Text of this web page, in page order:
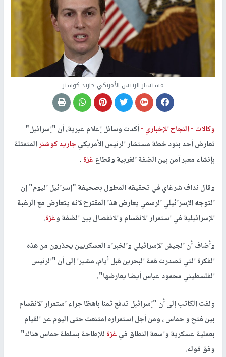
مستشار الرئيس الأمريكي جاريد كوشنر
وكالات -النجاح الإخباري -أكدت وسائل إعلام عبرية، أن "إسرائيل"
تعارض أحد بنود خطة مستشار الرئيس الأمريكيجاريد كوشنرالمتمثلة
بإنشاء معبر آمن بين الضفة الغربية وقطاعغزة.
وقال نداف شرغاي في تحقيقه المطول بصحيفة "إسرائيل اليوم" إن
التوجه الإسرائيلي الرسمي يعارض هذا المقترح لانه يتعارض مع الرغبة
الإسرائيلية في استمرار الانقسام والانفصال بين الضفة وغزة.
وأضاف أن الجيش الإسرائيلي والخبراء العسكريين يحذرون من هذه
الفكرة التي تصدرت قمة البحرين قبل أيام، مشيرا إلى أن "الرئيس
الفلسطيني محمود عباس أيضا يعارضها".
ولفت الكاتب إلى أن "إسرائيل تدفع ثمنا باهظا جراء استمرار الانقسام
بين فتح و حماس ، ومن أجل استمراره امتنعت حتى اليوم عن القيام
بعملية عسكرية واسعة النطاق فيغزةللإطاحة بسلطة حماس هناك"
وفق قوله.